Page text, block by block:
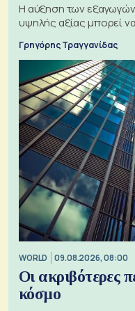
Η αύξηση των
υψηλής αξίας μπορεί
Γρηγόρης Τραγγανίδας
WORLD 09.08.2026, 08:00
Οι ακριβότερες
κόσμο